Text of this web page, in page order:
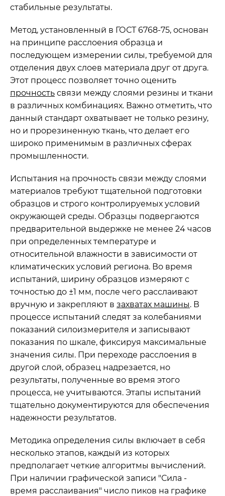
стабильные результаты.
Метод, установленный в ГОСТ 6768-75, основан
на принципе расслоения образца и
последующем измерении силы, требуемой для
отделения двух слоев материала друг от друга.
Этот процесс позволяет точно оценить
прочность связи между слоями резины и ткани
в различных комбинациях. Важно отметить, что
данный стандарт охватывает не только резину,
но и прорезиненную ткань, что делает его
широко применимым в различных сферах
промышленности.
Испытания на прочность связи между слоями
материалов требуют тщательной подготовки
образцов и строго контролируемых условий
окружающей среды. Образцы подвергаются
предварительной выдержке не менее 24 часов
при определенных температуре и
относительной влажности в зависимости от
климатических условий региона. Во время
испытаний, ширину образцов измеряют с
точностью до ±1 мм, после чего расслаивают
вручную и закрепляют в захватах машины. В
процессе испытаний следят за колебаниями
показаний силоизмерителя и записывают
показания по шкале, фиксируя максимальные
значения силы. При переходе расслоения в
другой слой, образец надрезается, но
результаты, полученные во время этого
процесса, не учитываются. Этапы испытаний
тщательно документируются для обеспечения
надежности результатов.
Методика определения силы включает в себя
несколько этапов, каждый из которых
предполагает четкие алгоритмы вычислений.
При наличии графической записи "Сила -
время расслаивания" число пиков на графике